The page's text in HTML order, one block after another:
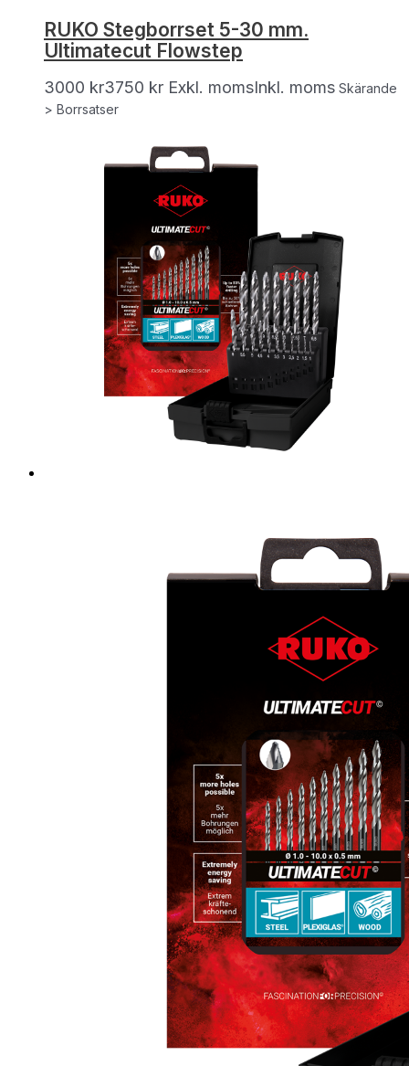
RUKO Stegborrset 5-30 mm.
Ultimatecut Flowstep
3000 kr3750 kr Exkl. momsInkl. moms Skärande
> Borrsatser